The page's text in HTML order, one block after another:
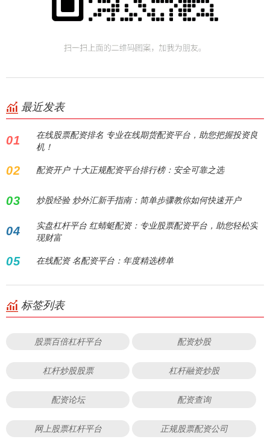
最近发表
01
在线股票配资排名 专业在线期货配资平台，助您把握投资良
机！
02 配资开户 十大正规配资平台排行榜：安全可靠之选
03 炒股经验 炒外汇新手指南：简单步骤教你如何快速开户
04
实盘杠杆平台 红蜻蜓配资：专业股票配资平台，助您轻松实
现财富
05 在线配资 名配资平台：年度精选榜单
标签列表
股票百倍杠杆平台 配资炒股
杠杆炒股股票 杠杆融资炒股
配资论坛 配资查询
网上股票杠杆平台 正规股票配资公司